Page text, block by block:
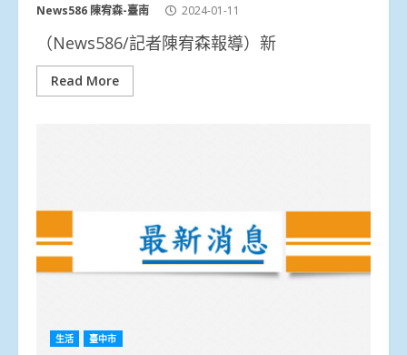
News586 陳宥森-臺南 2024-01-11
（News586/記者陳宥森報導）新
Read More
生活 臺中市